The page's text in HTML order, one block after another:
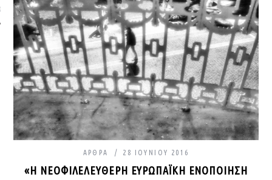
ΆΡΘΡΑ 28 ΙΟΥΝΊΟΥ 2016
«Η ΝΕΟΦΙΛΕΛΕΎΘΕΡΗ ΕΥΡΩΠΑΪΚΉ ΕΝΟΠΟΊΗΣΗ